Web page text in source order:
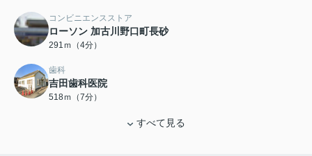
コンビニエンスストア
ローソン 加古川野口町長砂
291ｍ（4分）
歯科
吉田歯科医院
518ｍ（7分）
すべて見る